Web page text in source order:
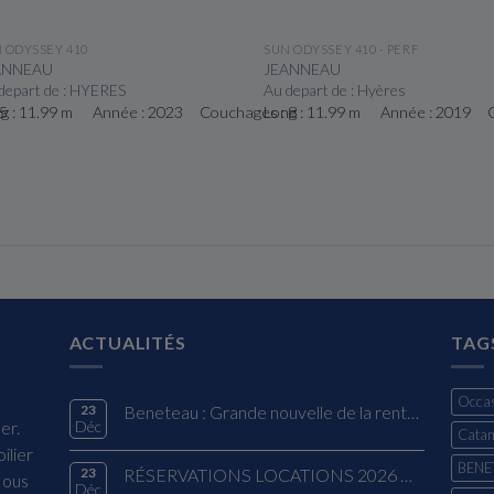
VOIR LE BATEAU
ODYSSEY 410
de : HYERES
: 11.99 m Année : 2023 Couchages : 8
VOIR LE BATEAU
SUN ODYSSEY 410 - PERF
JEANNEAU
Au depart de : Hyères
Long : 11.99 m Année : 2019
ACTUALITÉS
23
Déc
Beneteau : Grande nouvelle de la rentrée !
23
Déc
RÉSERVATIONS LOCATIONS 2026 OFFRE EXCLUSIVE